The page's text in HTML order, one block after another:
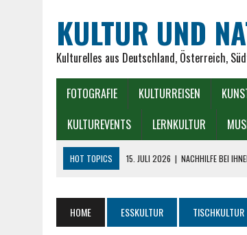
KULTUR UND
Kulturelles aus Deutschland, Österreich,
FOTOGRAFIE KULTURREISEN
KULTUREVENTS
LERNKULTUR
HOT TOPICS 15. JULI 2026 | NACHHILFE BEI
9. JUNI 2026 | DER MÜNCHNER GLASPALAST:
HOME ESSKULTUR TISCHKULTUR